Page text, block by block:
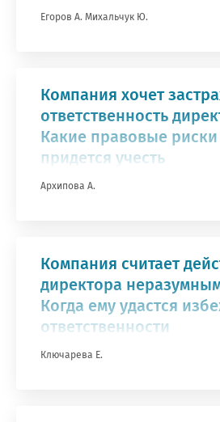
Егоров А. Михальчук Ю.
Компания хочет
ответственность
Какие правовые риски
придется учесть
Архипова А.
Компания считает
директора
Когда ему удастся
ответственности
Ключарева Е.